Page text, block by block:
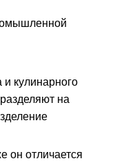
и кулинарного
на
он отличается